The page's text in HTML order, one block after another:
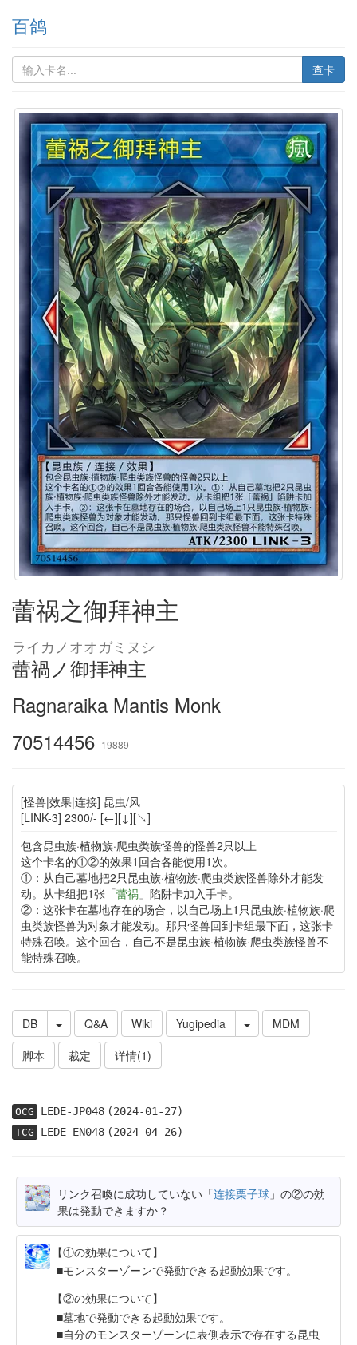
百鸽
查卡
蕾祸之御拜神主
ライカノオオガミヌシ
蕾禍ノ御拝神主
Ragnaraika Mantis Monk
70514456 19889
[怪兽|效果|连接] 昆虫/风
[LINK-3] 2300/- [←][↓][↘]
包含昆虫族·植物族·爬虫类族怪兽的怪兽2只以上
这个卡名的①②的效果1回合各能使用1次。
①：从自己墓地把2只昆虫族·植物族·爬虫类族怪兽除外才能发
动。从卡组把1张「蕾祸」陷阱卡加入手卡。
②：这张卡在墓地存在的场合，以自己场上1只昆虫族·植物族·爬
虫类族怪兽为对象才能发动。那只怪兽回到卡组最下面，这张卡
特殊召唤。这个回合，自己不是昆虫族·植物族·爬虫类族怪兽不
能特殊召唤。
DB Q&A Wiki Yugipedia
MDM
脚本
裁定 详情(1)
OCG LEDE-JP048(2024-01-27)
TCG LEDE-EN048(2024-04-26)
リンク召喚に成功していない「连接栗子球 」の②の効
果は発動できますか？
【①の効果について】
モンスターゾーンで発動できる起動効果です。
【②の効果について】
墓地で発動できる起動効果です。
自分のモンスターゾーンに表側表示で存在する昆虫